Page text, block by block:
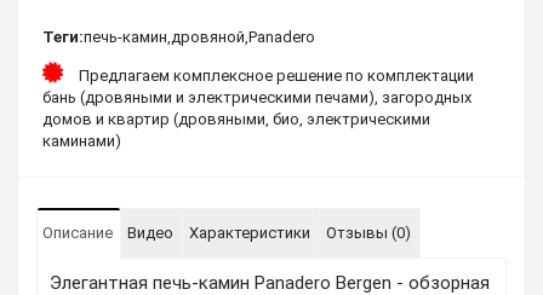
Теги:печь-камин,дровяной,Panadero
Предлагаем комплексное решение по комплектации
бань (дровяными и электрическими печами), загородных
домов и квартир (дровяными, био, электрическими
каминами)
Описание Видео Характеристики Отзывы (0)
Элегантная печь-камин Panadero Bergen - обзорная